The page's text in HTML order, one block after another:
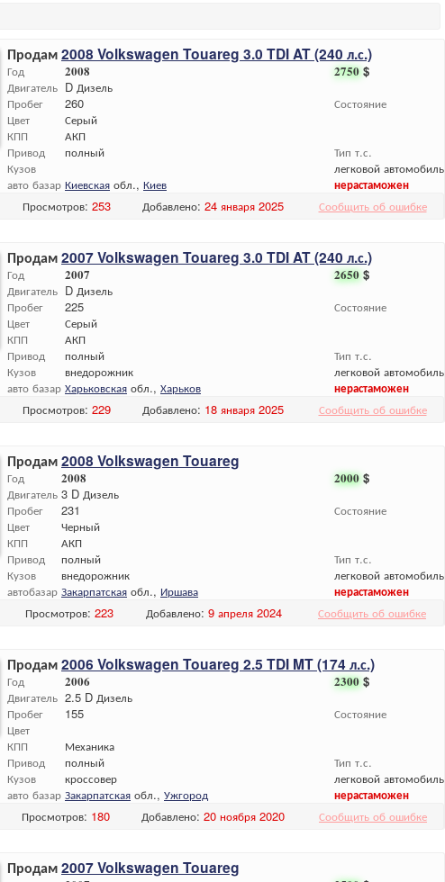
Продам2008 Volkswagen Touareg 3.0 TDI AT (240 л.с.)
2750 $
Состояние
Тип т.с.
легковой автомобиль
нерастаможен
Год
Двигатель
Пробег
Цвет
КПП
Привод
Кузов
авто базар
2008
D Дизель
260
Серый
АКП
полный
Киевская обл., Киев
Просмотров: 253 Добавлено: 24 января 2025 Сообщить об ошибке
Продам2007 Volkswagen Touareg 3.0 TDI AT (240 л.с.)
2650 $
Состояние
Тип т.с.
легковой автомобиль
нерастаможен
Год
Двигатель
Пробег
Цвет
КПП
Привод
Кузов
авто базар
2007
D Дизель
225
Серый
АКП
полный
внедорожник
Харьковская обл., Харьков
Просмотров: 229 Добавлено: 18 января 2025 Сообщить об ошибке
Продам2008 Volkswagen Touareg
2000 $
Состояние
Тип т.с.
легковой автомобиль
нерастаможен
Год
Двигатель
Пробег
Цвет
КПП
Привод
Кузов
автобазар
2008
3 D Дизель
231
Черный
АКП
полный
внедорожник
Закарпатская обл., Иршава
Просмотров: 223 Добавлено: 9 апреля 2024 Сообщить об ошибке
Продам2006 Volkswagen Touareg 2.5 TDI MT (174 л.с.)
2300 $
Состояние
Тип т.с.
легковой автомобиль
нерастаможен
Год
Двигатель
Пробег
Цвет
КПП
Привод
Кузов
авто базар
2006
2.5 D Дизель
155
Механика
полный
кроссовер
Закарпатская обл., Ужгород
Просмотров: 180 Добавлено: 20 ноября 2020 Сообщить об ошибке
Продам2007 Volkswagen Touareg